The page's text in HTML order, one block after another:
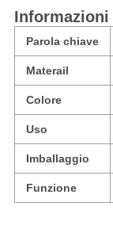
Parola chiave
Materail
Colore
Uso
Imballaggio
Funzione